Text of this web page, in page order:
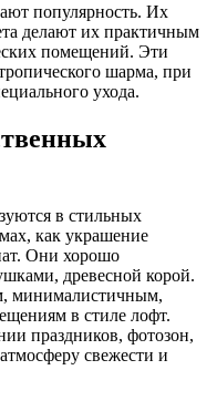
популярность. Их
делают их практичным
помещений. Эти
шарма, при
ухода.
в стильных
как украшение
Они хорошо
древесной корой.
минималистичным,
в стиле лофт.
праздников, фотозон,
свежести и